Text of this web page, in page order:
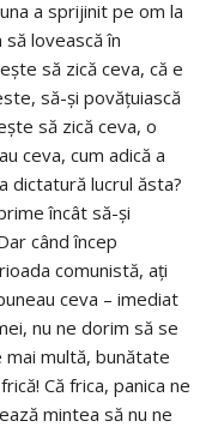
a sprijinit pe om la
lovească în
să zică ceva, că e
să-şi povăţuiască
să zică ceva, o
ceva, cum adică a
dictatură lucrul ăsta?
încât să-şi
când încep
comunistă, aţi
ceva – imediat
nu ne dorim să se
mai multă, bunătate
Că frica, panica ne
mintea să nu ne